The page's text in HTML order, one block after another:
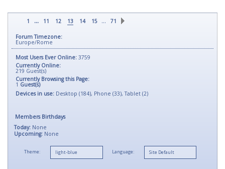
1 ... 11 12 13 14 15 … 71
Forum Timezone:
Europe/Rome
Most Users Ever Online: 3759
Currently Online:
219 Guest(s)
Currently Browsing this Page:
1 Guest(s)
Devices in use: Desktop (184), Phone (33), Tablet (2)
Members Birthdays
Today: None
Upcoming: None
Theme: Language: